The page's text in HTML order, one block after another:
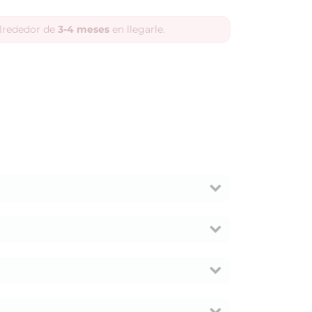
de 3-4 mesesen llegarle.